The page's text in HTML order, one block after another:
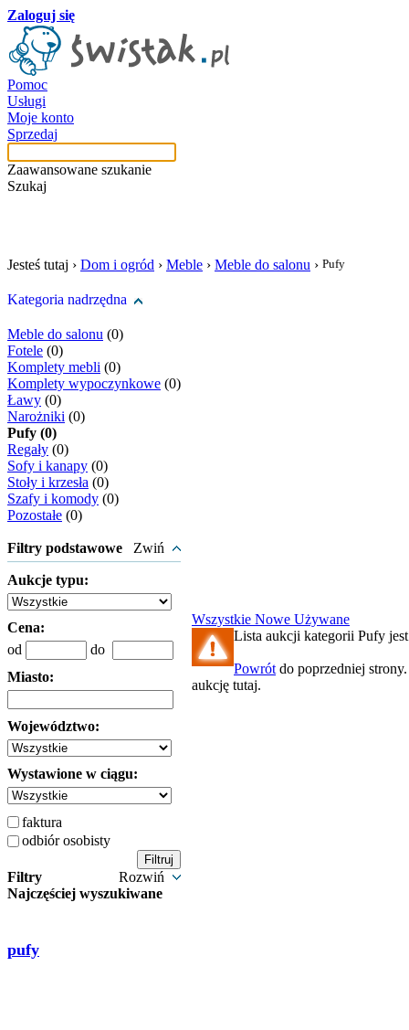
Zaloguj się
Pomoc
Usługi
Moje konto
Sprzedaj
Zaawansowane szukanie
Szukaj
Jesteś tutaj › Dom i ogród › Meble › Meble do salonu › Pufy
Kategoria nadrzędna
Meble do salonu (0)
Fotele (0)
Komplety mebli (0)
Komplety wypoczynkowe (0)
Ławy (0)
Narożniki (0)
Pufy (0)
Regały (0)
Sofy i kanapy (0)
Stoły i krzesła (0)
Szafy i komody (0)
Pozostałe (0)
Filtry podstawowe Zwiń
Aukcje typu:
Cena:
od
do
Miasto:
Województwo:
Wystawione w ciągu:
faktura
odbiór osobisty
Filtry
Rozwiń
Najczęściej wyszukiwane
pufy
Wszystkie Nowe Używane
Lista aukcji kategorii Pufy
Powrót do poprzedniej
aukcję tutaj.